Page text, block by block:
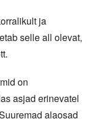
ja
selle all olevat,
on
asjad erinevatel
alaosad